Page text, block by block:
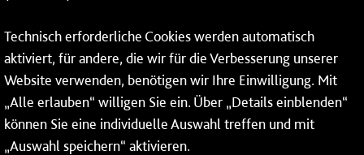
Rheinallee 41
55118 Mainz
Tel.:06131 - 12 78 78
Fax: 06131 - 12 78 77
Technisch erforderliche Cookies werden automatisch
aktiviert, für andere, die wir für die Verbesserung unserer
Website verwenden, benötigen wir Ihre Einwilligung. Mit
„Alle erlauben“ willigen Sie ein. Über „Details einblenden“
können Sie eine individuelle Auswahl treffen und mit
„Auswahl speichern“ aktivieren.